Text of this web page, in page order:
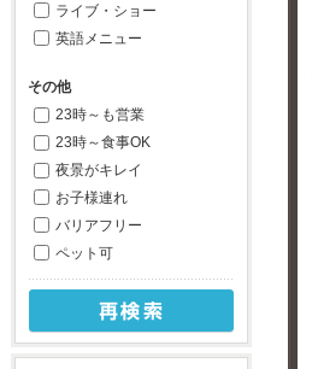
ライブ・ショー
英語メニュー
その他
23時～も営業
23時～食事OK
夜景がキレイ
お子様連れ
バリアフリー
ペット可